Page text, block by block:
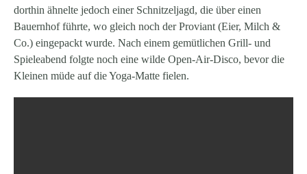
dorthin ähnelte jedoch einer Schnitzeljagd, die über einen
Bauernhof führte, wo gleich noch der Proviant (Eier, Milch &
Co.) eingepackt wurde. Nach einem gemütlichen Grill- und
Spieleabend folgte noch eine wilde Open-Air-Disco, bevor die
Kleinen müde auf die Yoga-Matte fielen.